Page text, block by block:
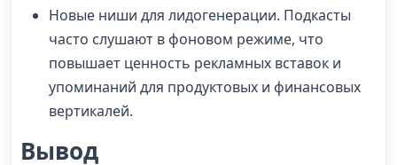
Новые ниши для лидогенерации. Подкасты
часто слушают в фоновом режиме, что
повышает ценность рекламных вставок и
упоминаний для продуктовых и финансовых
вертикалей.
Вывод